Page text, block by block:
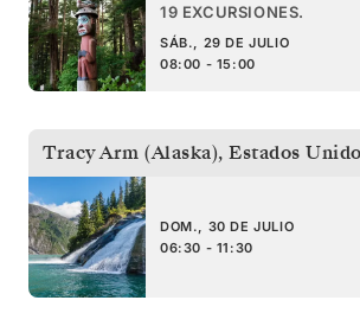
19 EXCURSIONES.
SÁB., 29 DE JULIO
08:00 - 15:00
Tracy Arm (Alaska), Estados
DOM., 30 DE JULIO
06:30 - 11:30